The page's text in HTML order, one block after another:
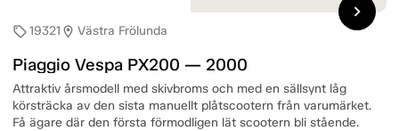
sell19321 location_on Västra Frölunda
Piaggio Vespa PX200 — 2000
Attraktiv årsmodell med skivbroms och med en sällsynt låg
körsträcka av den sista manuellt plåtscootern från varumärket.
Få ägare där den första förmodligen lät scootern bli stående.
chevron_right